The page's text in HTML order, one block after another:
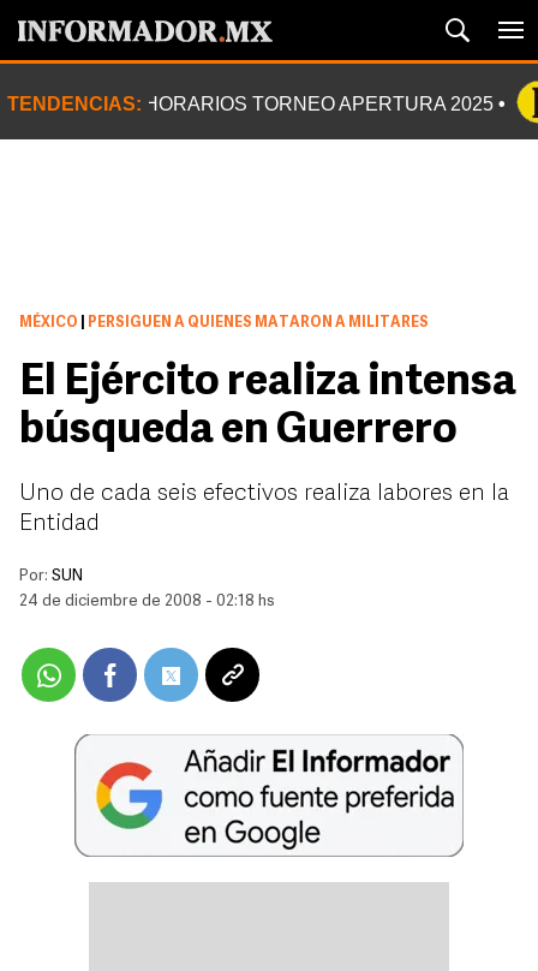
TENDENCIAS: HORARIOS TORNEO APERTURA 2025
MÉXICO PERSIGUEN A QUIENES MATARON A MILITARES
El Ejército realiza intensa
búsqueda en Guerrero
Uno de cada seis efectivos realiza labores en la
Entidad
Por: SUN
24 de diciembre de 2008 - 02:18 hs